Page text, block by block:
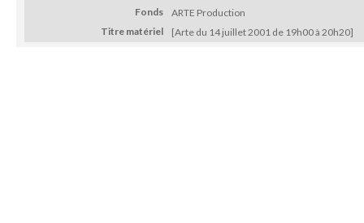
Fonds
ARTE Production
Titre matériel
[Arte du 14 juillet 2001 de 19h00 à 20h20]